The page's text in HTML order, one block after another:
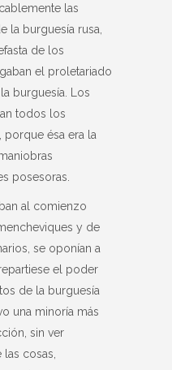
las
la burguesía rusa,
de los
el proletariado
burguesía. Los
todos los
porque ésa era la
posesoras.
al comienzo
y de
se oponían a
el poder
de la burguesía
una minoría más
sin ver
cosas,